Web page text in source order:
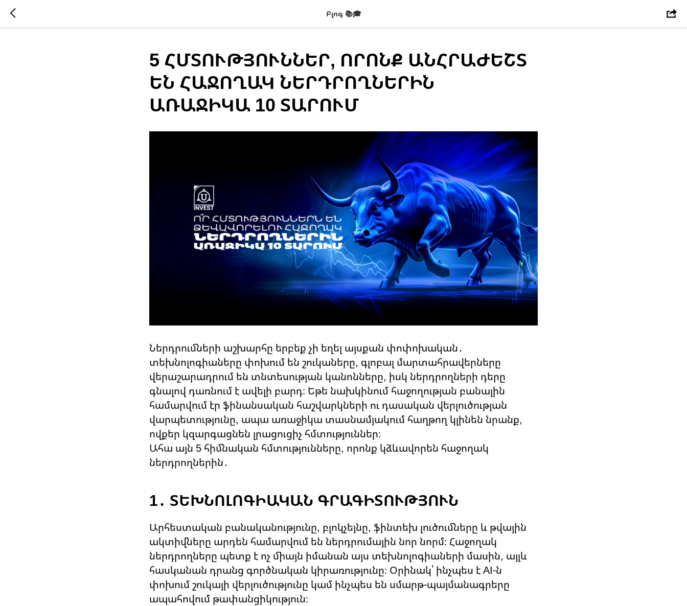
Բլոգ 📚🎓
5 ՀՄՏՈՒԹՅՈՒՆՆԵՐ, ՈՐՈՆՔ ԱՆՀՐԱԺԵՇՏ
ԵՆ ՀԱՋՈՂԱԿ ՆԵՐԴՐՈՂՆԵՐԻՆ
ԱՌԱՋԻԿԱ 10 ՏԱՐՈՒՄ
Ներդրումների աշխարհը երբեք չի եղել այսքան փոփոխական․
տեխնոլոգիաները փոխում են շուկաները, գլոբալ մարտահրավերները
վերաշարադրում են տնտեսության կանոնները, իսկ ներդրողների դերը
գնալով դառնում է ավելի բարդ։ Եթե նախկինում հաջողության բանալին
համարվում էր ֆինանսական հաշվարկների ու դասական վերլուծության
վարպետությունը, ապա առաջիկա տասնամյակում հաղթող կլինեն նրանք,
ովքեր կզարգացնեն լրացուցիչ հմտություններ։
Ահա այն 5 հիմնական հմտությունները, որոնք կձևավորեն հաջողակ
ներդրողներին․
1․ ՏԵԽՆՈԼՈԳԻԱԿԱՆ ԳՐԱԳԻՏՈՒԹՅՈՒՆ
Արհեստական բանականությունը, բլոկչեյնը, ֆինտեխ լուծումները և թվային
ակտիվները արդեն համարվում են ներդրումային նոր նորմ։ Հաջողակ
ներդրողները պետք է ոչ միայն իմանան այս տեխնոլոգիաների մասին, այլև
հասկանան դրանց գործնական կիրառությունը։ Օրինակ՝ ինչպես է AI-ն
փոխում շուկայի վերլուծությունը կամ ինչպես են սմարթ-պայմանագրերը
ապահովում թափանցիկություն։